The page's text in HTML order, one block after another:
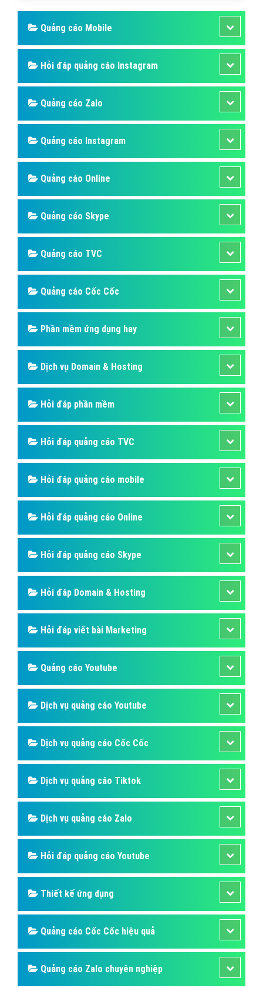
Quảng cáo Mobile
Hỏi đáp quảng cáo Instagram
Quảng cáo Zalo
Quảng cáo Instagram
Quảng cáo Online
Quảng cáo Skype
Quảng cáo TVC
Quảng cáo Cốc Cốc
Phần mềm ứng dụng hay
Dịch vụ Domain & Hosting
Hỏi đáp phần mềm
Hỏi đáp quảng cáo TVC
Hỏi đáp quảng cáo mobile
Hỏi đáp quảng cáo Online
Hỏi đáp quảng cáo Skype
Hỏi đáp Domain & Hosting
Hỏi đáp viết bài Marketing
Quảng cáo Youtube
Dịch vụ quảng cáo Youtube
Dịch vụ quảng cáo Cốc Cốc
Dịch vụ quảng cáo Tiktok
Dịch vụ quảng cáo Zalo
Hỏi đáp quảng cáo Youtube
Thiết kế ứng dụng
Quảng cáo Cốc Cốc hiệu quả
Quảng cáo Zalo chuyên nghiệp